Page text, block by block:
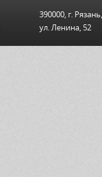
390000, г. Рязань,
ул. Ленина, 52